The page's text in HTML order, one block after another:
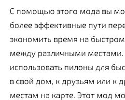
С помощью этого мода вы
более эффективные пути
экономить время на
между различными
использовать пилоны для
в свой дом, к друзьям или к
местам на карте. Этот мод